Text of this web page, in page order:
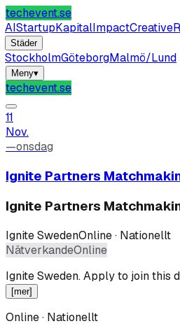
techevent.se
AIStartupKapitalImpactCreative
Städer
StockholmGöteborgMalmö/Lund
Meny▾
techevent.se
11
Nov.
—onsdag
Ignite Partners
Ignite Partners
Ignite SwedenOnline · Nationellt
NätverkandeOnline
Ignite Sweden.Apply to join this
[mer]
Online · Nationellt